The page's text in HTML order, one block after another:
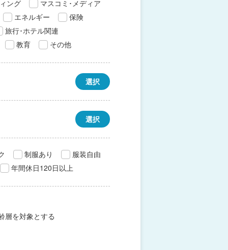
ング
マスコミ･メディア
エネルギー
保険
旅行･ホテル関連
教育
その他
選択
選択
制服あり
服装自由
年間休日120日以上
層を対象とする